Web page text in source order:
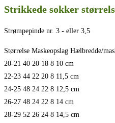
Strikkede sokker
Strømpepinde nr. 3 - eller 3,5
Størrelse Maskeopslag Hælbredde/
20-21 40 20 18 8 10 cm
22-23 44 22 20 8 11,5 cm
24-25 48 24 22 8 12,5 cm
26-27 48 24 22 8 14 cm
28-29 52 26 24 8 14,5 cm